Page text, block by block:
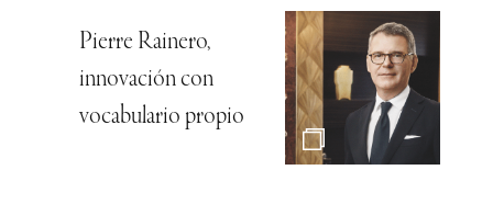
Pierre Rainero,
innovación con
vocabulario propio